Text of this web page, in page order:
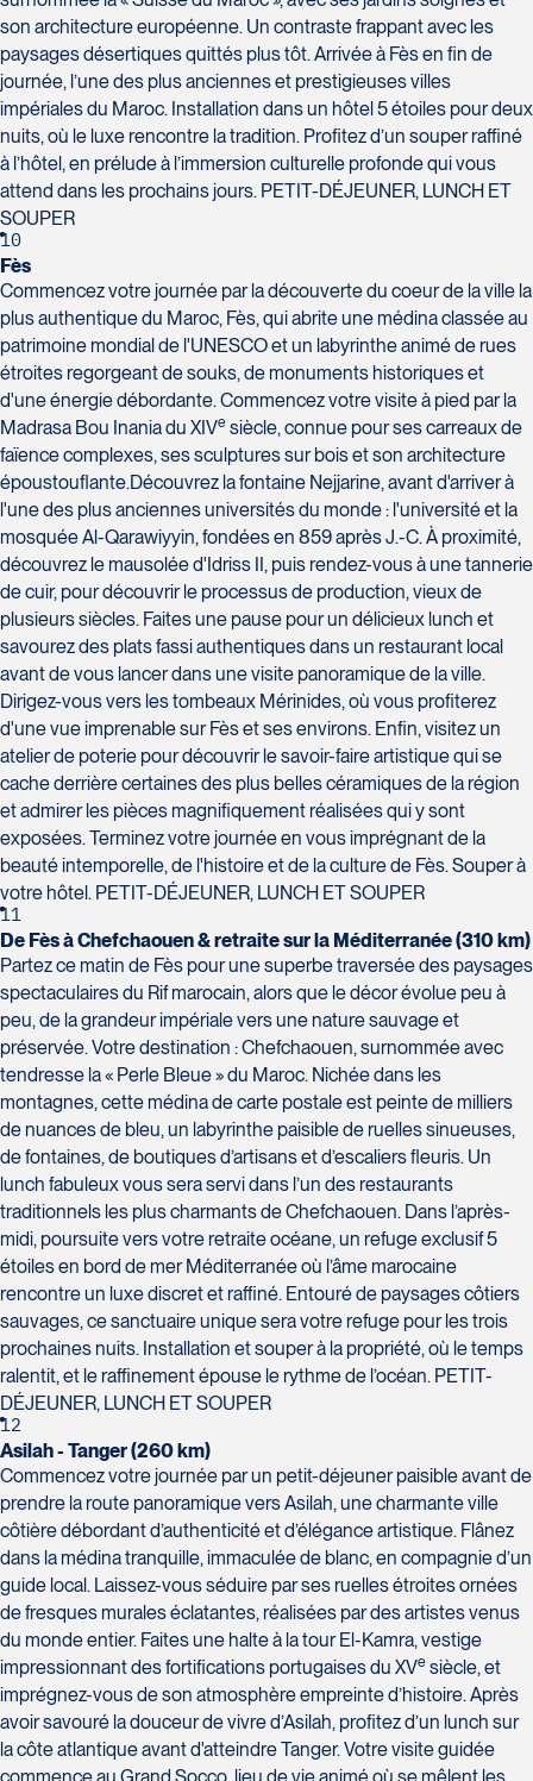
son architecture européenne. Un contraste frappant avec les
paysages désertiques quittés plus tôt. Arrivée à Fès en fin de
journée, l’une des plus anciennes et prestigieuses villes
impériales du Maroc. Installation dans un hôtel 5 étoiles pour deux
nuits, où le luxe rencontre la tradition. Profitez d’un souper raffiné
à l’hôtel, en prélude à l’immersion culturelle profonde qui vous
attend dans les prochains jours. PETIT-DÉJEUNER, LUNCH ET
SOUPER
10
Fès
Commencez votre journée par la découverte du coeur de la ville la
plus authentique du Maroc, Fès, qui abrite une médina classée au
patrimoine mondial de l'UNESCO et un labyrinthe animé de rues
étroites regorgeant de souks, de monuments historiques et
d'une énergie débordante. Commencez votre visite à pied par la
Madrasa Bou Inania du XIVe siècle, connue pour ses carreaux de
faïence complexes, ses sculptures sur bois et son architecture
époustouflante.Découvrez la fontaine Nejjarine, avant d'arriver à
l'une des plus anciennes universités du monde : l'université et la
mosquée Al-Qarawiyyin, fondées en 859 après J.-C. À proximité,
découvrez le mausolée d'Idriss II, puis rendez-vous à une tannerie
de cuir, pour découvrir le processus de production, vieux de
plusieurs siècles. Faites une pause pour un délicieux lunch et
savourez des plats fassi authentiques dans un restaurant local
avant de vous lancer dans une visite panoramique de la ville.
Dirigez-vous vers les tombeaux Mérinides, où vous profiterez
d'une vue imprenable sur Fès et ses environs. Enfin, visitez un
atelier de poterie pour découvrir le savoir-faire artistique qui se
cache derrière certaines des plus belles céramiques de la région
et admirer les pièces magnifiquement réalisées qui y sont
exposées. Terminez votre journée en vous imprégnant de la
beauté intemporelle, de l'histoire et de la culture de Fès. Souper à
votre hôtel. PETIT-DÉJEUNER, LUNCH ET SOUPER
11
De Fès à Chefchaouen & retraite sur la Méditerranée (310 km)
Partez ce matin de Fès pour une superbe traversée des paysages
spectaculaires du Rif marocain, alors que le décor évolue peu à
peu, de la grandeur impériale vers une nature sauvage et
préservée. Votre destination : Chefchaouen, surnommée avec
tendresse la « Perle Bleue » du Maroc. Nichée dans les
montagnes, cette médina de carte postale est peinte de milliers
de nuances de bleu, un labyrinthe paisible de ruelles sinueuses,
de fontaines, de boutiques d’artisans et d’escaliers fleuris. Un
lunch fabuleux vous sera servi dans l’un des restaurants
traditionnels les plus charmants de Chefchaouen. Dans l’après-
midi, poursuite vers votre retraite océane, un refuge exclusif 5
étoiles en bord de mer Méditerranée où l’âme marocaine
rencontre un luxe discret et raffiné. Entouré de paysages côtiers
sauvages, ce sanctuaire unique sera votre refuge pour les trois
prochaines nuits. Installation et souper à la propriété, où le temps
ralentit, et le raffinement épouse le rythme de l’océan. PETIT-
DÉJEUNER, LUNCH ET SOUPER
12
Asilah - Tanger (260 km)
Commencez votre journée par un petit-déjeuner paisible avant de
prendre la route panoramique vers Asilah, une charmante ville
côtière débordant d’authenticité et d’élégance artistique. Flânez
dans la médina tranquille, immaculée de blanc, en compagnie d’un
guide local. Laissez-vous séduire par ses ruelles étroites ornées
de fresques murales éclatantes, réalisées par des artistes venus
du monde entier. Faites une halte à la tour El-Kamra, vestige
impressionnant des fortifications portugaises du XVe siècle, et
imprégnez-vous de son atmosphère empreinte d’histoire. Après
avoir savouré la douceur de vivre d’Asilah, profitez d’un lunch sur
la côte atlantique avant d'atteindre Tanger. Votre visite guidée